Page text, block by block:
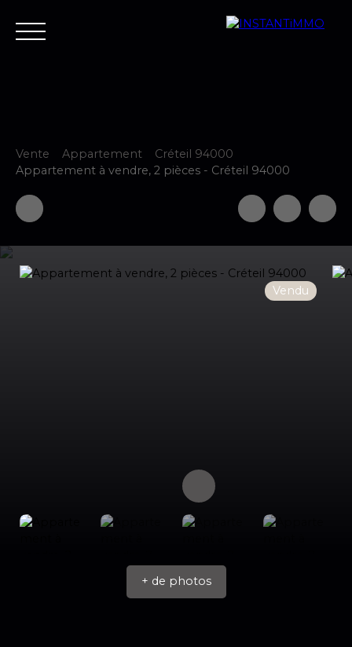
Accueil Estimer Vendre Acheter
Vente Appartement
Créteil 94000
Appartement à vendre, 2 pièces - Créteil 94000
Vendu
+ de photos